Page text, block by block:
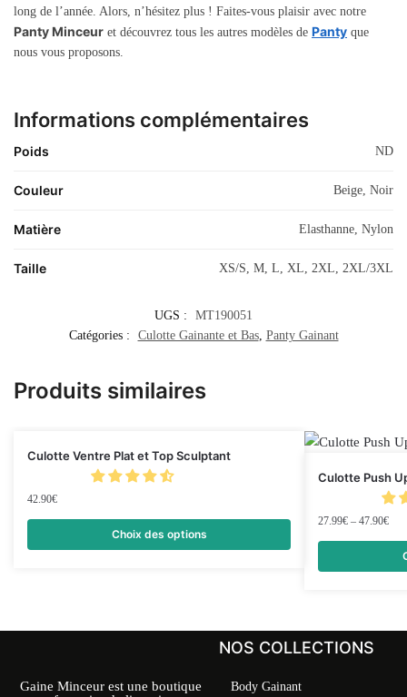
long de l’année. Alors, n’hésitez plus ! Faites-vous plaisir avec notre
Panty Minceur et découvrez tous les autres modèles de Panty que
nous vous proposons.
Informations complémentaires
Poids ND
Couleur Beige, Noir
Matière Elasthanne, Nylon
Taille XS/S, M, L, XL, 2XL, 2XL/3XL
UGS :
MT190051
Catégories :
Culotte Gainante et Bas, Panty Gainant
Produits similaires
Culotte Ventre Plat et Top Sculptant
42.90€
Choix des options
Culotte Push
27.99€ – 47.90€
Gaine Minceur est une boutique
NOS COLLECTIONS
Body Gainant